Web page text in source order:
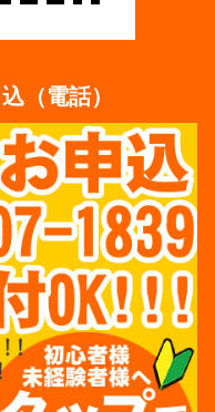
（電話）